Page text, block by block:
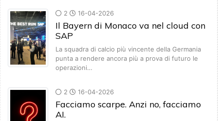
2 16-04-2026
Il Bayern di Monaco va nel cloud con
SAP
La squadra di calcio più vincente della Germania
punta a rendere ancora più a prova di futuro le
operazioni…
2 16-04-2026
Facciamo scarpe. Anzi no, facciamo
AI.